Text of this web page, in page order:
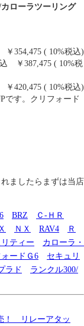
ローラツーリング
354,475 ( 10%税込)
￥387,475 ( 10%税
420,475 ( 10%税込)
です。クリフォード
ましたらまずは当店
BRZ
Ｃ-ＨＲ
ＮＸ RAV4
Ｒ
ティー
カローラ・
ードＧ6
セキュリ
ラド
ランクル300/
！ リレーアタッ